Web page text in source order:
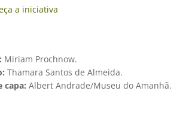
a iniciativa
Miriam Prochnow.
Thamara Santos de Almeida.
capa: Albert Andrade/Museu do Amanhã.